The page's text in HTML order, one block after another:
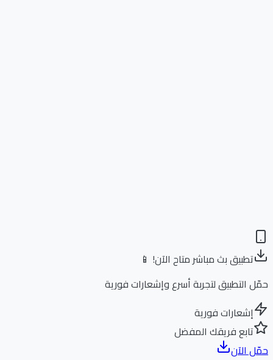
تطبيق بث مباشر متاح الآن! 📱
التطبيق لتجربة أسرع وإشعارات فورية
إشعارات فورية
تابع فريقك المفضل
الآن